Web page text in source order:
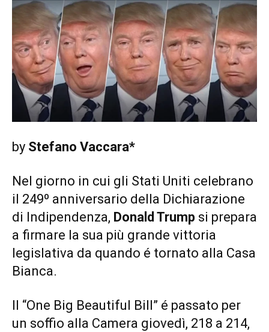
by Stefano Vaccara*
Nel giorno in cui gli Stati Uniti celebrano
il 249º anniversario della Dichiarazione
di Indipendenza, Donald Trump si prepara
a firmare la sua più grande vittoria
legislativa da quando é tornato alla Casa
Bianca.
Il “One Big Beautiful Bill” é passato per
un soffio alla Camera giovedì, 218 a 214,